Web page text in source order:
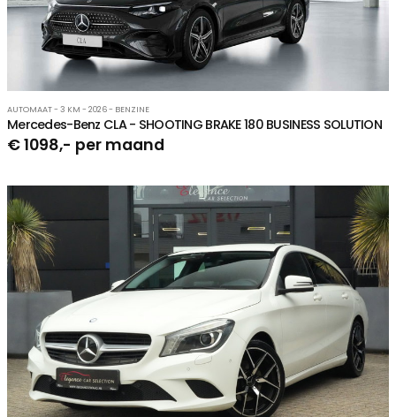
AUTOMAAT - 3 KM - 2026 - BENZINE
Mercedes-Benz CLA - SHOOTING BRAKE 180 BUSINESS SOLUTION
€ 1098,- per maand